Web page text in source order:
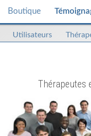
Boutique
Utilisateurs
Thérapeutes